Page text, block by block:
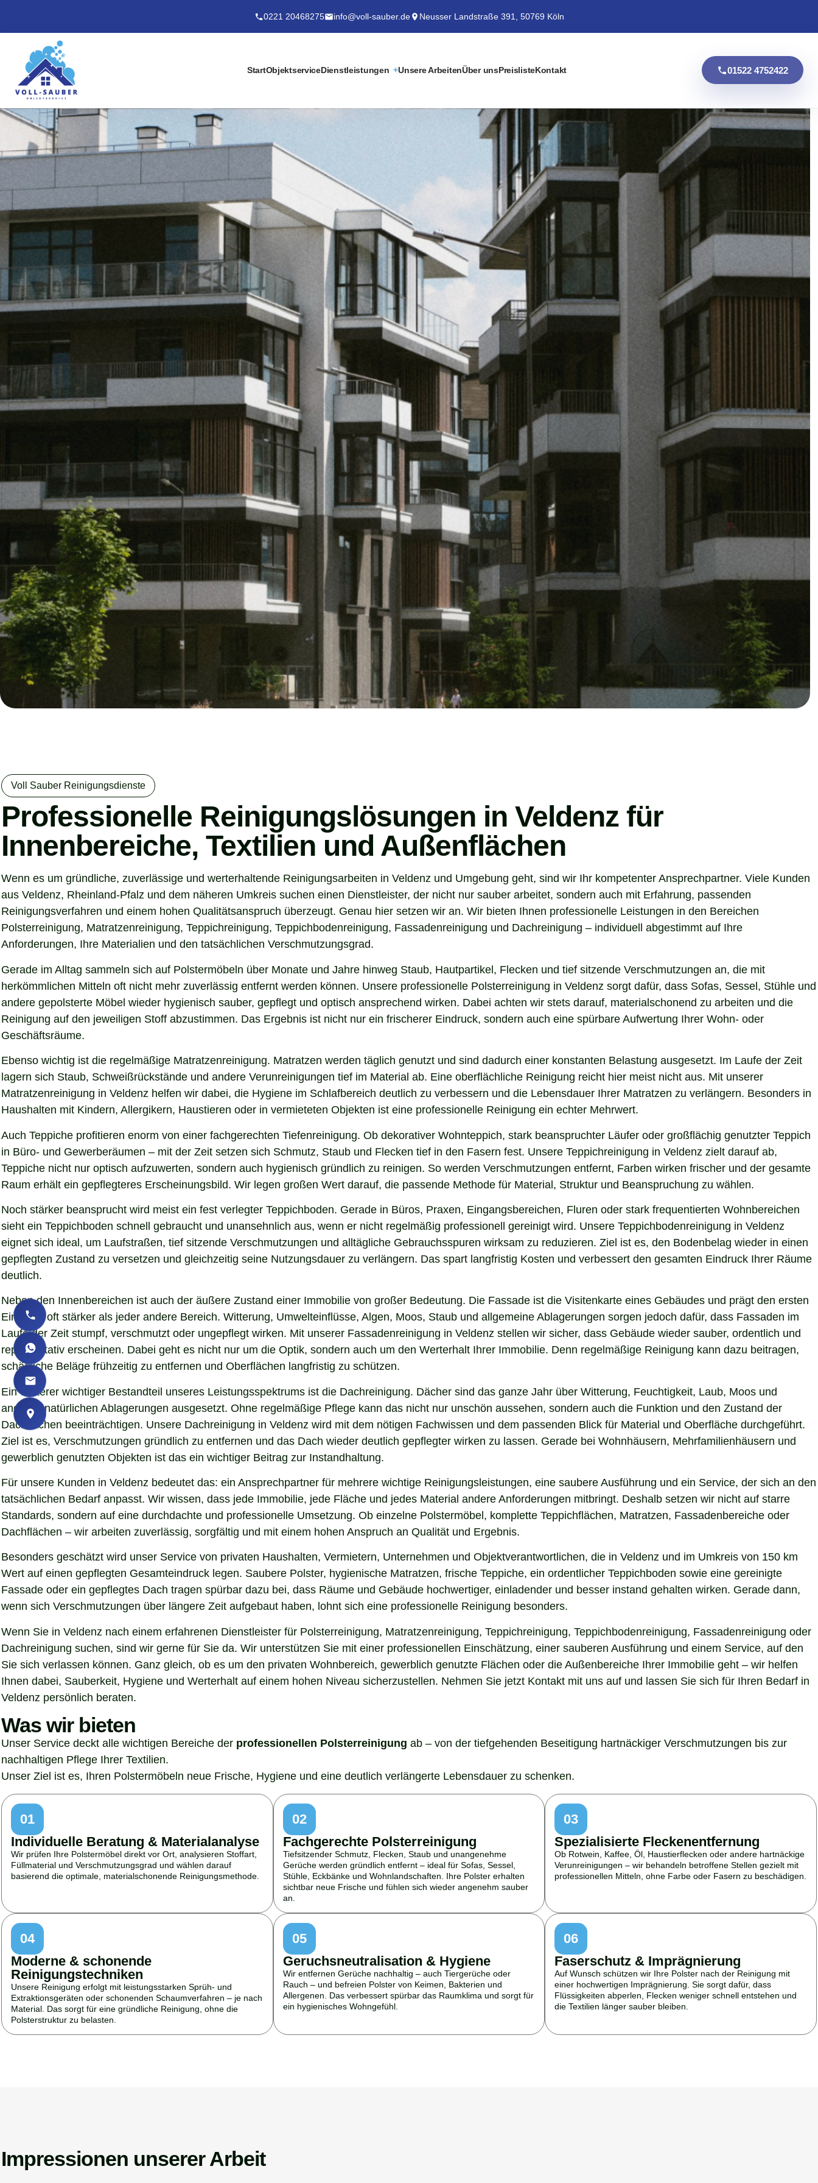
0221 20468275 info@voll-sauber.de Neusser Landstraße 391, 50769 Köln
StartObjektserviceDienstleistungen Unsere ArbeitenÜber unsPreislisteKontakt 01522 4752422
Voll Sauber Reinigungsdienste
Professionelle Reinigungslösungen in Veldenz für
Innenbereiche, Textilien und Außenflächen
Wenn es um gründliche, zuverlässige und werterhaltende Reinigungsarbeiten in Veldenz und Umgebung geht, sind wir Ihr kompetenter Ansprechpartner. Viele Kunden
aus Veldenz, Rheinland-Pfalz und dem näheren Umkreis suchen einen Dienstleister, der nicht nur sauber arbeitet, sondern auch mit Erfahrung, passenden
Reinigungsverfahren und einem hohen Qualitätsanspruch überzeugt. Genau hier setzen wir an. Wir bieten Ihnen professionelle Leistungen in den Bereichen
Polsterreinigung, Matratzenreinigung, Teppichreinigung, Teppichbodenreinigung, Fassadenreinigung und Dachreinigung – individuell abgestimmt auf Ihre
Anforderungen, Ihre Materialien und den tatsächlichen Verschmutzungsgrad.
Gerade im Alltag sammeln sich auf Polstermöbeln über Monate und Jahre hinweg Staub, Hautpartikel, Flecken und tief sitzende Verschmutzungen an, die mit
herkömmlichen Mitteln oft nicht mehr zuverlässig entfernt werden können. Unsere professionelle Polsterreinigung in Veldenz sorgt dafür, dass Sofas, Sessel, Stühle und
andere gepolsterte Möbel wieder hygienisch sauber, gepflegt und optisch ansprechend wirken. Dabei achten wir stets darauf, materialschonend zu arbeiten und die
Reinigung auf den jeweiligen Stoff abzustimmen. Das Ergebnis ist nicht nur ein frischerer Eindruck, sondern auch eine spürbare Aufwertung Ihrer Wohn- oder
Geschäftsräume.
Ebenso wichtig ist die regelmäßige Matratzenreinigung. Matratzen werden täglich genutzt und sind dadurch einer konstanten Belastung ausgesetzt. Im Laufe der Zeit
lagern sich Staub, Schweißrückstände und andere Verunreinigungen tief im Material ab. Eine oberflächliche Reinigung reicht hier meist nicht aus. Mit unserer
Matratzenreinigung in Veldenz helfen wir dabei, die Hygiene im Schlafbereich deutlich zu verbessern und die Lebensdauer Ihrer Matratzen zu verlängern. Besonders in
Haushalten mit Kindern, Allergikern, Haustieren oder in vermieteten Objekten ist eine professionelle Reinigung ein echter Mehrwert.
Auch Teppiche profitieren enorm von einer fachgerechten Tiefenreinigung. Ob dekorativer Wohnteppich, stark beanspruchter Läufer oder großflächig genutzter Teppich
in Büro- und Gewerberäumen – mit der Zeit setzen sich Schmutz, Staub und Flecken tief in den Fasern fest. Unsere Teppichreinigung in Veldenz zielt darauf ab,
Teppiche nicht nur optisch aufzuwerten, sondern auch hygienisch gründlich zu reinigen. So werden Verschmutzungen entfernt, Farben wirken frischer und der gesamte
Raum erhält ein gepflegteres Erscheinungsbild. Wir legen großen Wert darauf, die passende Methode für Material, Struktur und Beanspruchung zu wählen.
Noch stärker beansprucht wird meist ein fest verlegter Teppichboden. Gerade in Büros, Praxen, Eingangsbereichen, Fluren oder stark frequentierten Wohnbereichen
sieht ein Teppichboden schnell gebraucht und unansehnlich aus, wenn er nicht regelmäßig professionell gereinigt wird. Unsere Teppichbodenreinigung in Veldenz
eignet sich ideal, um Laufstraßen, tief sitzende Verschmutzungen und alltägliche Gebrauchsspuren wirksam zu reduzieren. Ziel ist es, den Bodenbelag wieder in einen
gepflegten Zustand zu versetzen und gleichzeitig seine Nutzungsdauer zu verlängern. Das spart langfristig Kosten und verbessert den gesamten Eindruck Ihrer Räume
deutlich.
Neben den Innenbereichen ist auch der äußere Zustand einer Immobilie von großer Bedeutung. Die Fassade ist die Visitenkarte eines Gebäudes und prägt den ersten
Eindruck oft stärker als jeder andere Bereich. Witterung, Umwelteinflüsse, Algen, Moos, Staub und allgemeine Ablagerungen sorgen jedoch dafür, dass Fassaden im
Laufe der Zeit stumpf, verschmutzt oder ungepflegt wirken. Mit unserer Fassadenreinigung in Veldenz stellen wir sicher, dass Gebäude wieder sauber, ordentlich und
repräsentativ erscheinen. Dabei geht es nicht nur um die Optik, sondern auch um den Werterhalt Ihrer Immobilie. Denn regelmäßige Reinigung kann dazu beitragen,
schädliche Beläge frühzeitig zu entfernen und Oberflächen langfristig zu schützen.
Ein weiterer wichtiger Bestandteil unseres Leistungsspektrums ist die Dachreinigung. Dächer sind das ganze Jahr über Witterung, Feuchtigkeit, Laub, Moos und
anderen natürlichen Ablagerungen ausgesetzt. Ohne regelmäßige Pflege kann das nicht nur unschön aussehen, sondern auch die Funktion und den Zustand der
Dachflächen beeinträchtigen. Unsere Dachreinigung in Veldenz wird mit dem nötigen Fachwissen und dem passenden Blick für Material und Oberfläche durchgeführt.
Ziel ist es, Verschmutzungen gründlich zu entfernen und das Dach wieder deutlich gepflegter wirken zu lassen. Gerade bei Wohnhäusern, Mehrfamilienhäusern und
gewerblich genutzten Objekten ist das ein wichtiger Beitrag zur Instandhaltung.
Für unsere Kunden in Veldenz bedeutet das: ein Ansprechpartner für mehrere wichtige Reinigungsleistungen, eine saubere Ausführung und ein Service, der sich an den
tatsächlichen Bedarf anpasst. Wir wissen, dass jede Immobilie, jede Fläche und jedes Material andere Anforderungen mitbringt. Deshalb setzen wir nicht auf starre
Standards, sondern auf eine durchdachte und professionelle Umsetzung. Ob einzelne Polstermöbel, komplette Teppichflächen, Matratzen, Fassadenbereiche oder
Dachflächen – wir arbeiten zuverlässig, sorgfältig und mit einem hohen Anspruch an Qualität und Ergebnis.
Besonders geschätzt wird unser Service von privaten Haushalten, Vermietern, Unternehmen und Objektverantwortlichen, die in Veldenz und im Umkreis von 150 km
Wert auf einen gepflegten Gesamteindruck legen. Saubere Polster, hygienische Matratzen, frische Teppiche, ein ordentlicher Teppichboden sowie eine gereinigte
Fassade oder ein gepflegtes Dach tragen spürbar dazu bei, dass Räume und Gebäude hochwertiger, einladender und besser instand gehalten wirken. Gerade dann,
wenn sich Verschmutzungen über längere Zeit aufgebaut haben, lohnt sich eine professionelle Reinigung besonders.
Wenn Sie in Veldenz nach einem erfahrenen Dienstleister für Polsterreinigung, Matratzenreinigung, Teppichreinigung, Teppichbodenreinigung, Fassadenreinigung oder
Dachreinigung suchen, sind wir gerne für Sie da. Wir unterstützen Sie mit einer professionellen Einschätzung, einer sauberen Ausführung und einem Service, auf den
Sie sich verlassen können. Ganz gleich, ob es um den privaten Wohnbereich, gewerblich genutzte Flächen oder die Außenbereiche Ihrer Immobilie geht – wir helfen
Ihnen dabei, Sauberkeit, Hygiene und Werterhalt auf einem hohen Niveau sicherzustellen. Nehmen Sie jetzt Kontakt mit uns auf und lassen Sie sich für Ihren Bedarf in
Veldenz persönlich beraten.
Was wir bieten
Unser Service deckt alle wichtigen Bereiche der professionellen Polsterreinigung ab – von der tiefgehenden Beseitigung hartnäckiger Verschmutzungen bis zur
nachhaltigen Pflege Ihrer Textilien.
Unser Ziel ist es, Ihren Polstermöbeln neue Frische, Hygiene und eine deutlich verlängerte Lebensdauer zu schenken.
01
Individuelle Beratung & Materialanalyse
Wir prüfen Ihre Polstermöbel direkt vor Ort, analysieren Stoffart,
Füllmaterial und Verschmutzungsgrad und wählen darauf
basierend die optimale, materialschonende Reinigungsmethode.
02
Fachgerechte Polsterreinigung
Tiefsitzender Schmutz, Flecken, Staub und unangenehme
Gerüche werden gründlich entfernt – ideal für Sofas, Sessel,
Stühle, Eckbänke und Wohnlandschaften. Ihre Polster erhalten
sichtbar neue Frische und fühlen sich wieder angenehm sauber
an.
03
Spezialisierte Fleckenentfernung
Ob Rotwein, Kaffee, Öl, Haustierflecken oder andere hartnäckige
Verunreinigungen – wir behandeln betroffene Stellen gezielt mit
professionellen Mitteln, ohne Farbe oder Fasern zu beschädigen.
04
Moderne & schonende
Reinigungstechniken
Unsere Reinigung erfolgt mit leistungsstarken Sprüh- und
Extraktionsgeräten oder schonenden Schaumverfahren – je nach
Material. Das sorgt für eine gründliche Reinigung, ohne die
Polsterstruktur zu belasten.
05
Geruchsneutralisation & Hygiene
Wir entfernen Gerüche nachhaltig – auch Tiergerüche oder
Rauch – und befreien Polster von Keimen, Bakterien und
Allergenen. Das verbessert spürbar das Raumklima und sorgt für
ein hygienisches Wohngefühl.
06
Faserschutz & Imprägnierung
Auf Wunsch schützen wir Ihre Polster nach der Reinigung mit
einer hochwertigen Imprägnierung. Sie sorgt dafür, dass
Flüssigkeiten abperlen, Flecken weniger schnell entstehen und
die Textilien länger sauber bleiben.
Impressionen unserer Arbeit